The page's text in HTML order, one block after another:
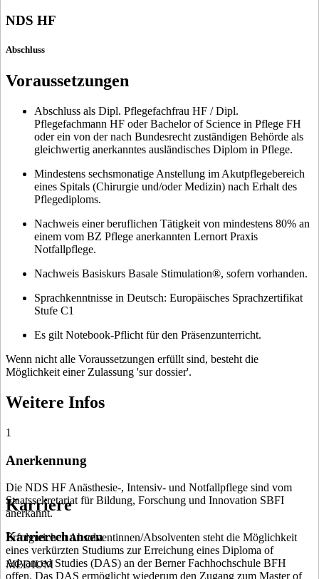
NDS HF
Abschluss
Voraussetzungen
Abschluss als Dipl. Pflegefachfrau HF / Dipl.
Pflegefachmann HF oder Bachelor of Science in Pflege FH
oder ein von der nach Bundesrecht zuständigen Behörde als
gleichwertig anerkanntes ausländisches Diplom in Pflege.
Mindestens sechsmonatige Anstellung im Akutpflegebereich
eines Spitals (Chirurgie und/oder Medizin) nach Erhalt des
Pflegediploms.
Nachweis einer beruflichen Tätigkeit von mindestens 80% an
einem vom BZ Pflege anerkannten Lernort Praxis
Notfallpflege.
Nachweis Basiskurs Basale Stimulation®, sofern vorhanden.
Sprachkenntnisse in Deutsch: Europäisches Sprachzertifikat
Stufe C1
Es gilt Notebook-Pflicht für den Präsenzunterricht.
Wenn nicht alle Voraussetzungen erfüllt sind, besteht die
Möglichkeit einer Zulassung 'sur dossier'.
Weitere Infos
1
Anerkennung
Die NDS HF Anästhesie-, Intensiv- und Notfallpflege sind vom
Staatssekretariat für Bildung, Forschung und Innovation SBFI
anerkannt.
Erfolgreichen Absolventinnen/Absolventen steht die Möglichkeit
eines verkürzten Studiums zur Erreichung eines Diploma of
Advanced Studies (DAS) an der Berner Fachhochschule BFH
offen. Das DAS ermöglicht wiederum den Zugang zum Master of
Karriere
Karrierechancen
MEDIUM